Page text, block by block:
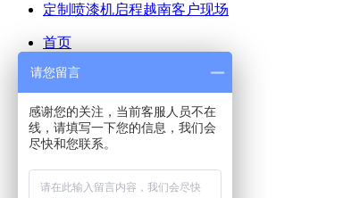
定制喷漆机启程越南客户现场
首页
关于蓝威
产品展示
实力展示
客户案例
新闻动态
人才招聘
现场实拍
请您留言
感谢您的关注，当前客服人员不在
线，请填写一下您的信息，我们会
尽快和您联系。